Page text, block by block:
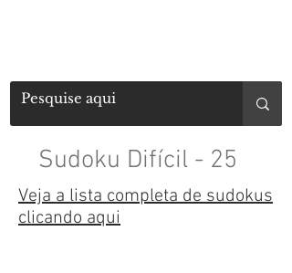
Sudoku Difícil - 25
Veja a lista completa de sudokus
clicando aqui